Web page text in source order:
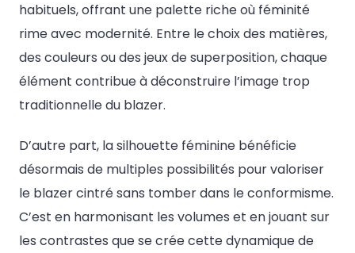
habituels, offrant une palette riche où féminité
rime avec modernité. Entre le choix des matières,
des couleurs ou des jeux de superposition, chaque
élément contribue à déconstruire l’image trop
traditionnelle du blazer.
D’autre part, la silhouette féminine bénéficie
désormais de multiples possibilités pour valoriser
le blazer cintré sans tomber dans le conformisme.
C’est en harmonisant les volumes et en jouant sur
les contrastes que se crée cette dynamique de